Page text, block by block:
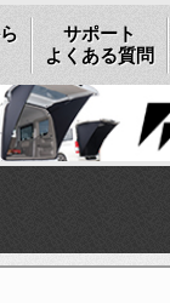
サポート
よくある質問